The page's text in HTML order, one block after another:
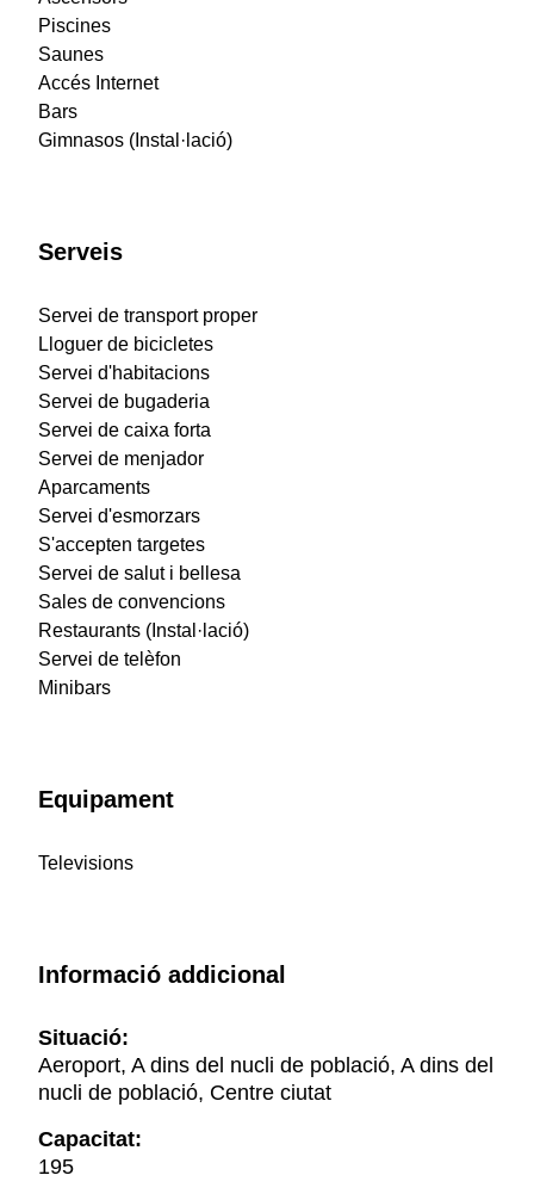
Piscines
Saunes
Accés Internet
Bars
Gimnasos (Instal·lació)
Serveis
Servei de transport proper
Lloguer de bicicletes
Servei d'habitacions
Servei de bugaderia
Servei de caixa forta
Servei de menjador
Aparcaments
Servei d'esmorzars
S'accepten targetes
Servei de salut i bellesa
Sales de convencions
Restaurants (Instal·lació)
Servei de telèfon
Minibars
Equipament
Televisions
Informació addicional
Situació:
Aeroport, A dins del nucli de població, A dins del
nucli de població, Centre ciutat
Capacitat:
195